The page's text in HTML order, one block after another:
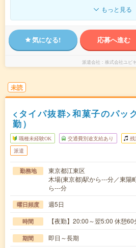
もっと見る
気になる! 応募へ進む
派遣会社 株式会社ユビ
未読
<タイパ抜群>和菓子のパッ
勤）
職種未経験OK 交通費別途支給あり 残
派遣
勤務地
東京都江東区
木場(東京都)駅から---分／東陽
ら---分
曜日頻度 週5日
時間 【夜勤】20:00～翌5:00 休憩
期間 即日～長期